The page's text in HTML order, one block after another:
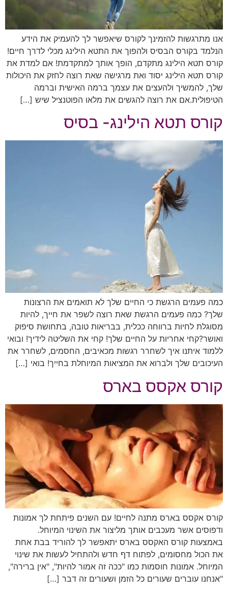
אנו מתרגשות להזמינך לקורס שיאפשר לך להעמיק את הידע
הנלמד בקורס הבסיס ולהפוך את התטא הילינג מכלי לדרך חיים!
קורס תטא הילינג מתקדם, הופך אותך למתקדמת! אם למדת את
קורס תטא הילינג יסוד ואת מרגישה שאת רוצה לחזק את היכולות
שלך, להמשיך ולהעצים את עצמך ברמה האישית וברמה
הטיפולית.אם את רוצה להגשים את מלאו הפוטנציל שיש […]
קורס תטא הילינג- בסיס
כמה פעמים הרגשת כי החיים שלך לא תואמים את הרצונות
שלך? כמה פעמים הרגשת שאת רוצה לשפר את חייך, להיות
מסוגלת לחיות ברווחה ככלית, בבריאות טובה, בתחושת סיפוק
ואושר?קחי אחריות על החיים שלך! קחי את השליטה לידיך! ובואי
ללמוד איתנו איך לשחרר רגשות מכאיבים, החסמים, לשחרר את
העיכובים שלך ולברוא את המציאות המיוחלת בחייך! בואי […]
קורס אקסס בארס
קורס אקסס בארס מתנה לחיים! עם השנים פיתחת לך אמונות
ודפוסים אשר מעכבים אותך מליצור את השינוי המיוחל.
באמצעות קורס האקסס בארס יתאפשר לך להוריד בבת אחת
את הכול מחסומים, לפתוח דף חדש ולהתחיל לעשות את שינוי
המיוחל. אמונות חוסמות כמו "ככה זה אמור להיות", "אין ברירה",
"אנחנו עוברים שעורים כל הזמן ושעורים זה דבר […]